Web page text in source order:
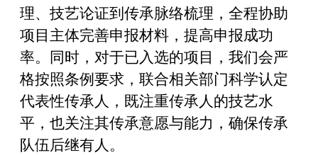
理、技艺论证到传承脉络梳理，全程协助
项目主体完善申报材料，提高申报成功
率。同时，对于已入选的项目，我们会严
格按照条例要求，联合相关部门科学认定
代表性传承人，既注重传承人的技艺水
平，也关注其传承意愿与能力，确保传承
队伍后继有人。